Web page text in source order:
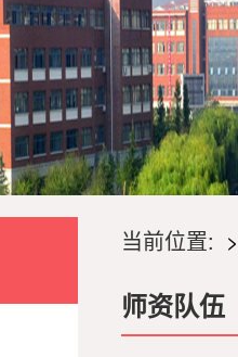
当前位置:
师资队伍